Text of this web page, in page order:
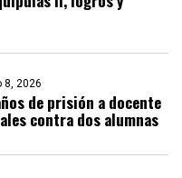
8, 2026
de prisión a docente
contra dos alumnas